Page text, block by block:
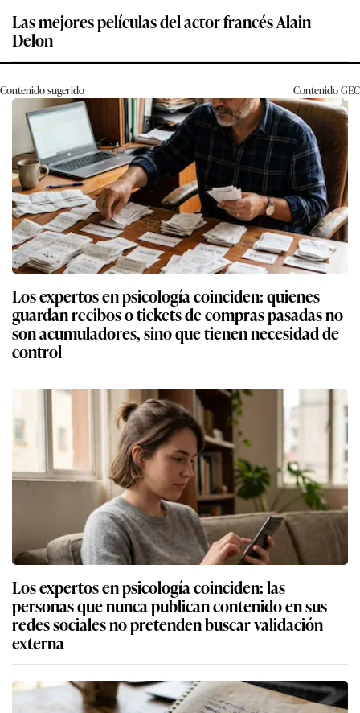
Las mejores películas del actor francés Alain
Delon
Contenido sugerido ContenidoGEC
Los expertos en psicología coinciden: quienes
guardan recibos o tickets de compras pasadas no
son acumuladores, sino que tienen necesidad de
control
Los expertos en psicología coinciden: las
personas que nunca publican contenido en sus
redes sociales no pretenden buscar validación
externa